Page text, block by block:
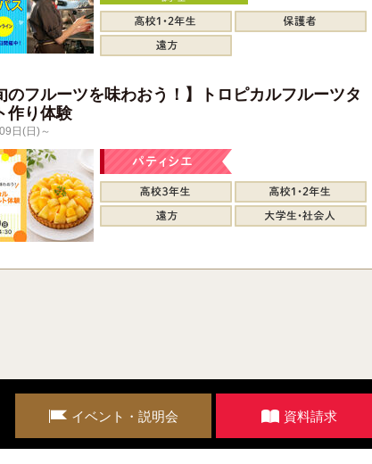
のフルーツを味わおう！】トロピカルフルーツタ
作り体験
日(日)～
イベント・説明会 資料請求